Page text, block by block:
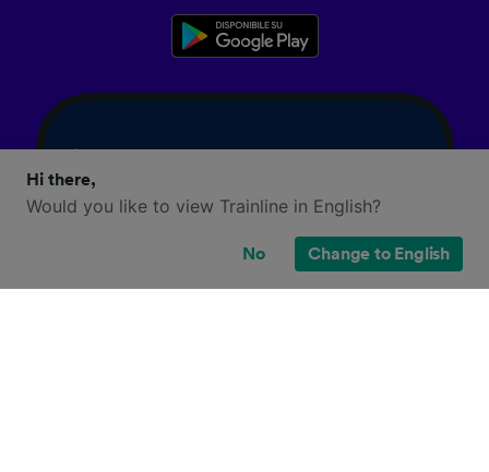
Hi there,
Would you like to view Trainline in English?
No Change to English